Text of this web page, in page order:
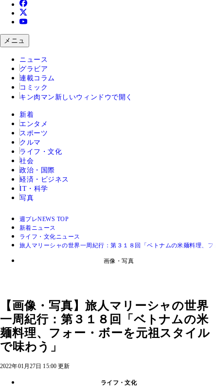
メニュ
ニュース
グラビア
連載コラム
コミック
キン肉マン 新しいウィンドウで開く
新着
エンタメ
スポーツ
クルマ
ライフ・文化
社会
政治・国際
経済・ビジネス
IT・科学
写真
週プレNEWS TOP
新着ニュース
ライフ・文化ニュース
旅人マリーシャの世界一周紀行：第３１８回「ベトナムの米麺料理、フ
画像・写真
【画像・写真】旅人マリーシャの世界
一周紀行：第３１８回「ベトナムの米
麺料理、フォー・ボーを元祖スタイル
で味わう」
2022年01月27日 15:00 更新
ライフ・文化